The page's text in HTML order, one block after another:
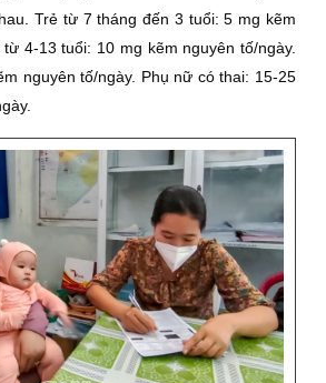
Trẻ từ 7 tháng đến 3 tuổi: 5 mg kẽm
4-13 tuổi: 10 mg kẽm nguyên tố/ngày.
nguyên tố/ngày. Phụ nữ có thai: 15-25